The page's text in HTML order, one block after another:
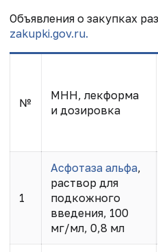
Объявления о закупках
zakupki.gov.ru.
№
МНН, лекформа
и дозировка
1
Асфотаза альфа,
раствор для
подкожного
введения, 100
мг/мл, 0,8 мл